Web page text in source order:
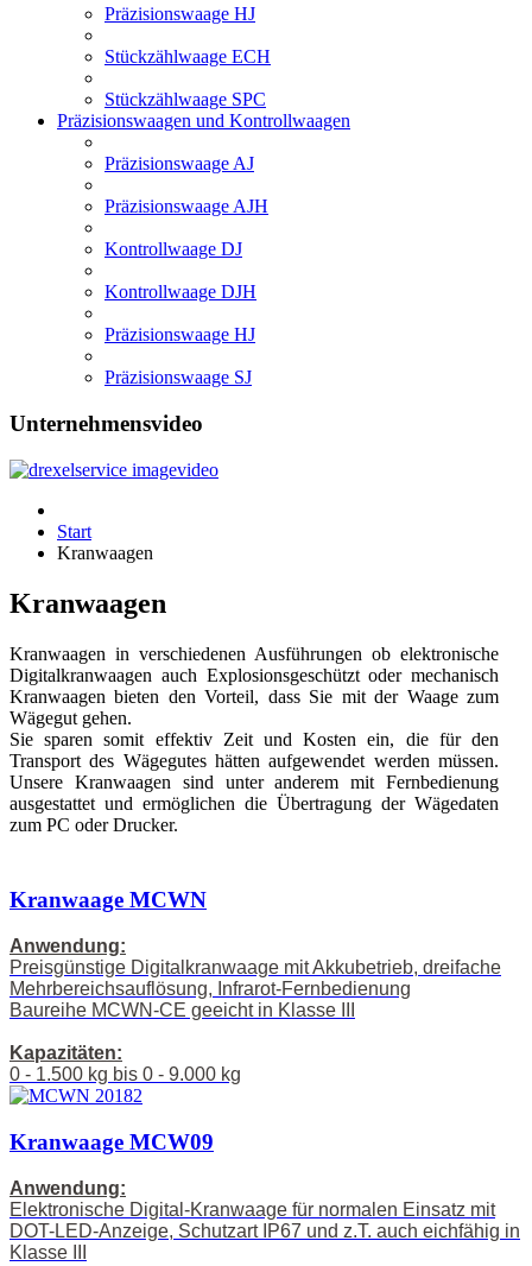
Präzisionswaage HJ
Stückzählwaage ECH
Stückzählwaage SPC
Präzisionswaagen und Kontrollwaagen
Präzisionswaage AJ
Präzisionswaage AJH
Kontrollwaage DJ
Kontrollwaage DJH
Präzisionswaage HJ
Präzisionswaage SJ
Unternehmensvideo
Start
Kranwaagen
Kranwaagen
Kranwaagen in verschiedenen Ausführungen ob elektronische
Digitalkranwaagen auch Explosionsgeschützt oder mechanisch
Kranwaagen bieten den Vorteil, dass Sie mit der Waage zum
Wägegut gehen.
Sie sparen somit effektiv Zeit und Kosten ein, die für den
Transport des Wägegutes hätten aufgewendet werden müssen.
Unsere Kranwaagen sind unter anderem mit Fernbedienung
ausgestattet und ermöglichen die Übertragung der Wägedaten
zum PC oder Drucker.
Kranwaage MCWN
Anwendung:
Preisgünstige Digitalkranwaage mit Akkubetrieb, dreifache
Mehrbereichsauflösung, Infrarot-Fernbedienung
Baureihe MCWN-CE geeicht in Klasse III
Kapazitäten:
0 - 1.500 kg bis 0 - 9.000 kg
Kranwaage MCW09
Anwendung:
Elektronische Digital-Kranwaage für normalen Einsatz mit
DOT-LED-Anzeige, Schutzart IP67 und z.T. auch eichfähig in
Klasse III